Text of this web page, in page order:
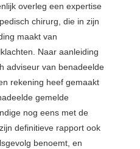
overleg een expertise
chirurg, die in zijn
maakt van
Naar aanleiding
adviseur van benadeelde
rekening heef gemaakt
gemelde
nog eens met de
definitieve rapport ook
benoemt, en